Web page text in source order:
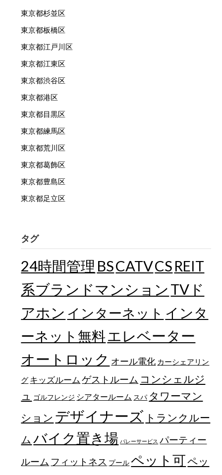
東京都杉並区
東京都板橋区
東京都江戸川区
東京都江東区
東京都渋谷区
東京都港区
東京都目黒区
東京都練馬区
東京都荒川区
東京都葛飾区
東京都豊島区
東京都足立区
タグ
24時間管理 BSCATVCS REIT
系ブランドマンション TVド
アホン インターネット インタ
ーネット無料エレベーター
オートロック オール電化 カーシェアリン
グ キッズルーム ゲストルーム コンシェルジ
ュ
ゴルフレンジ シアタールーム スパ タワーマン
ション デザイナーズ トランクルー
ム バイク置き場 バレーサービス パーティー
ルーム フィットネス プール ペット可ペッ